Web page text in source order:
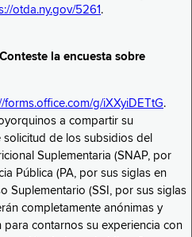
otda.ny.gov/5261 .
la encuesta sobre
forms.office.com/g/iXXyiDETtG.
a compartir su
de los subsidios del
Suplementaria (SNAP, por
Pública (PA, por sus siglas en
Suplementario (SSI, por sus siglas
completamente anónimas y
contarnos su experiencia con